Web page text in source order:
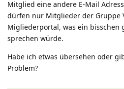
Mitglied eine andere E-Mail
dürfen nur Mitglieder der Gruppe
Migliederportal, was ein bisschen
sprechen würde.
Habe ich etwas übersehen oder
Problem?